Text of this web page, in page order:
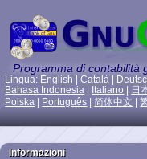
Programma di contabilità
Lingua: English |Català
Bahasa Indonesia
Italiano 日
Polska
Português |简体中文 |
Informazioni